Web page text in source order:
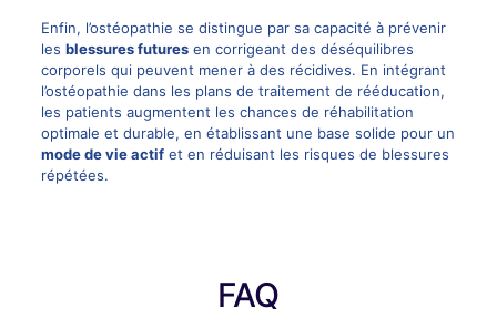
Enfin, l’ostéopathie se distingue par sa capacité à prévenir
les blessures futuresen corrigeant des déséquilibres
corporels qui peuvent mener à des récidives. En intégrant
l’ostéopathie dans les plans de traitement de rééducation,
les patients augmentent les chances de réhabilitation
optimale et durable, en établissant une base solide pour un
mode de vie actifet en réduisant les risques de blessures
répétées.
FAQ